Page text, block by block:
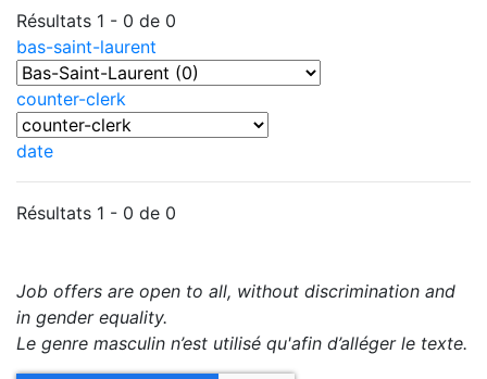
Résultats 1 - 0 de 0
bas-saint-laurent
counter-clerk
date
Résultats 1 - 0 de 0
Job offers are open to all, without discrimination and
in gender equality.
Le genre masculin n’est utilisé qu'afin d’alléger le texte.